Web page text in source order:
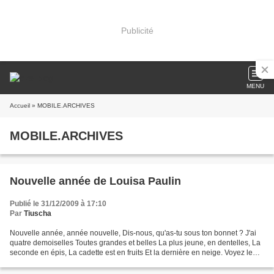
Publicité
MENU
Accueil » MOBILE.ARCHIVES
MOBILE.ARCHIVES
Nouvelle année de Louisa Paulin
Publié le 31/12/2009 à 17:10
Par Tiuscha
Nouvelle année, année nouvelle, Dis-nous, qu'as-tu sous ton bonnet ? J'ai
quatre demoiselles Toutes grandes et belles La plus jeune, en dentelles, La
seconde en épis, La cadette est en fruits Et la dernière en neige. Voyez le